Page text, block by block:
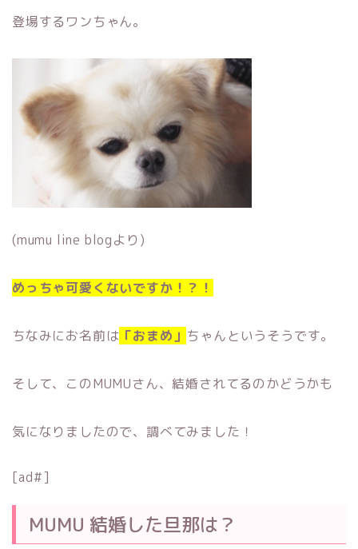
登場するワンちゃん。
(mumu line blogより)
めっちゃ可愛くないですか！？！
ちなみにお名前は 「おまめ」 ちゃんというそうです。
そして、このMUMUさん、結婚されてるのかどうかも
気になりましたので、調べてみました！
[ad#]
MUMU 結婚した旦那は？